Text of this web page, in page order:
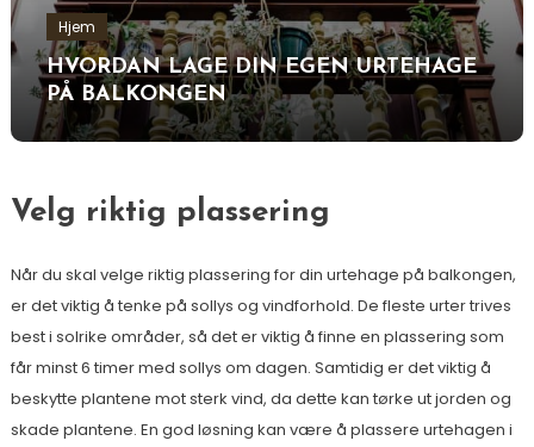
Hjem
HVORDAN LAGE DIN EGEN URTEHAGE
PÅ BALKONGEN
Velg riktig plassering
Når du skal velge riktig plassering for din urtehage på balkongen,
er det viktig å tenke på sollys og vindforhold. De fleste urter trives
best i solrike områder, så det er viktig å finne en plassering som
får minst 6 timer med sollys om dagen. Samtidig er det viktig å
beskytte plantene mot sterk vind, da dette kan tørke ut jorden og
skade plantene. En god løsning kan være å plassere urtehagen i